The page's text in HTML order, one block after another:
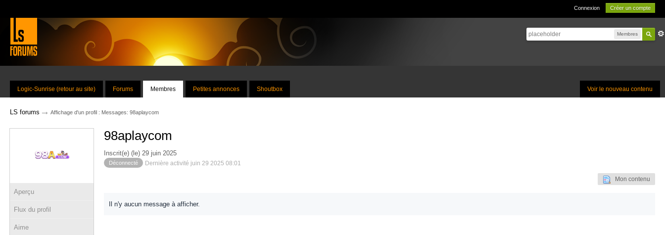
Connexion Créer un compte
Membres
Voir le nouveau contenu
Logic-Sunrise (retour au site) Forums Membres Petites annonces Shoutbox
LS forums → Affichage d'un profil : Messages: 98aplaycom
Aperçu
Flux du profil
Aime
98aplaycom
Inscrit(e) (le) 29 juin 2025
Déconnecté Dernière activité juin 29 2025 08:01
Mon contenu
Il n'y aucun message à afficher.